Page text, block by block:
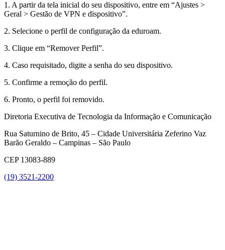
1. A partir da tela inicial do seu dispositivo, entre em “Ajustes >
Geral > Gestão de VPN e dispositivo”.
2. Selecione o perfil de configuração da eduroam.
3. Clique em “Remover Perfil”.
4. Caso requisitado, digite a senha do seu dispositivo.
5. Confirme a remoção do perfil.
6. Pronto, o perfil foi removido.
Diretoria Executiva de Tecnologia da Informação e Comunicação
Rua Saturnino de Brito, 45 – Cidade Universitária Zeferino Vaz
Barão Geraldo – Campinas – São Paulo
CEP 13083-889
(19) 3521-2200